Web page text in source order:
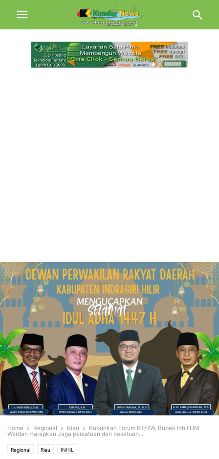
Home Regional Riau
Kukuhkan Forum RT/RW, Bupati Inhil HM
Wardan Harapkan Jaga persatuan dan kesatuan...
Regional Riau INHIL